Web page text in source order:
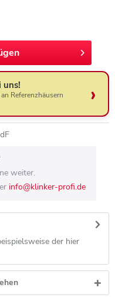
uns!
Referenzhäusern
weiter.
info@klinker-profi.de
der hier